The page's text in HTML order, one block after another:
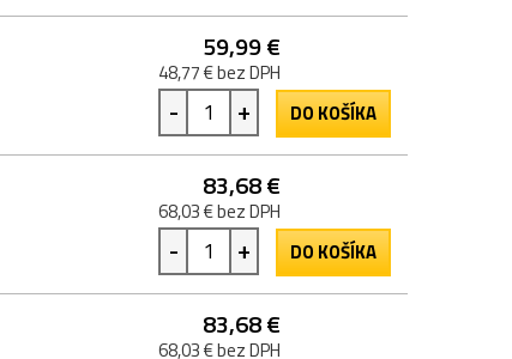
59,99 €
48,77 € bez DPH
- + DO KOŠÍKA
83,68 €
68,03 € bez DPH
- + DO KOŠÍKA
83,68 €
68,03 € bez DPH